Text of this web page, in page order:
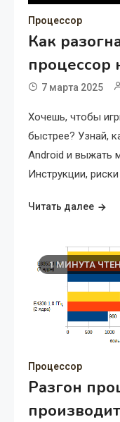
Процессор
Как
процессор
7 марта 2025
Хочешь, чтобы
быстрее? Узнай,
Android и выжать
Инструкции,
Читать далее
1 МИНУТА
Процессор
Разгон